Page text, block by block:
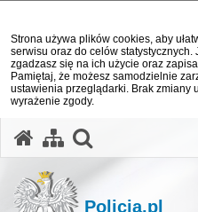
Strona używa plików cookies, aby
serwisu oraz do celów
zgadzasz się na ich użycie oraz
Pamiętaj, że możesz samodzielnie
ustawienia przeglądarki. Brak zmiany
wyrażenie zgody.
Policja.pl